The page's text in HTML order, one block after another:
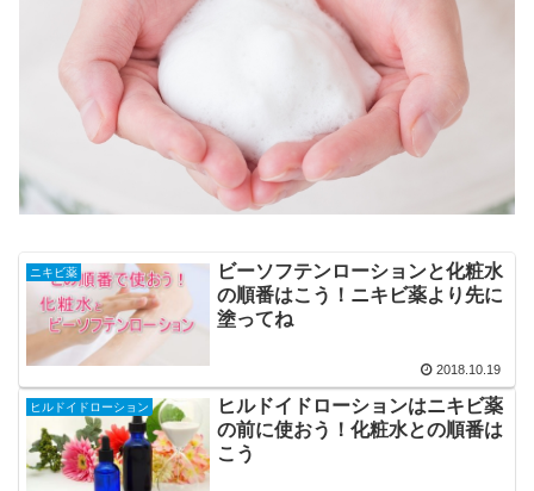
ニキビ薬
ビーソフテンローションと化粧水
の順番はこう！ニキビ薬より先に
塗ってね
2018.10.19
ヒルドイドローション
ヒルドイドローションはニキビ薬
の前に使おう！化粧水との順番は
こう